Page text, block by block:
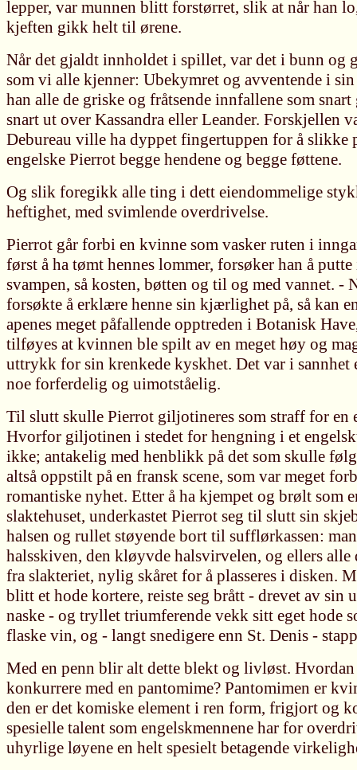
lepper, var munnen blitt forstørret, slik at når han
kjeften gikk helt til ørene.
Når det gjaldt innholdet i spillet, var det i bunn og
som vi alle kjenner: Ubekymret og avventende i
han alle de griske og fråtsende innfallene som
snart ut over Kassandra eller Leander. Forskjellen
Debureau ville ha dyppet fingertuppen for å slikke
engelske Pierrot begge hendene og begge føttene.
Og slik foregikk alle ting i dett eiendommelige
heftighet, med svimlende overdrivelse.
Pierrot går forbi en kvinne som vasker ruten i
først å ha tømt hennes lommer, forsøker han å
svampen, så kosten, bøtten og til og med vannet. -
forsøkte å erklære henne sin kjærlighet på, så kan
apenes meget påfallende opptreden i Botanisk
tilføyes at kvinnen ble spilt av en meget høy og
uttrykk for sin krenkede kyskhet. Det var i sannhet
noe forferdelig og uimotståelig.
Til slutt skulle Pierrot giljotineres som straff for en
Hvorfor giljotinen i stedet for hengning i et
ikke; antakelig med henblikk på det som skulle
altså oppstilt på en fransk scene, som var meget
romantiske nyhet. Etter å ha kjempet og brølt som
slaktehuset, underkastet Pierrot seg til slutt sin
halsen og rullet støyende bort til sufflørkassen:
halsskiven, den kløyvde halsvirvelen, og ellers
fra slakteriet, nylig skåret for å plasseres i disken.
blitt et hode kortere, reiste seg brått - drevet av sin
naske - og tryllet triumferende vekk sitt eget hode
flaske vin, og - langt snedigere enn St. Denis -
Med en penn blir alt dette blekt og livløst.
konkurrere med en pantomime? Pantomimen er
den er det komiske element i ren form, frigjort og
spesielle talent som engelskmennene har for
uhyrlige løyene en helt spesielt betagende